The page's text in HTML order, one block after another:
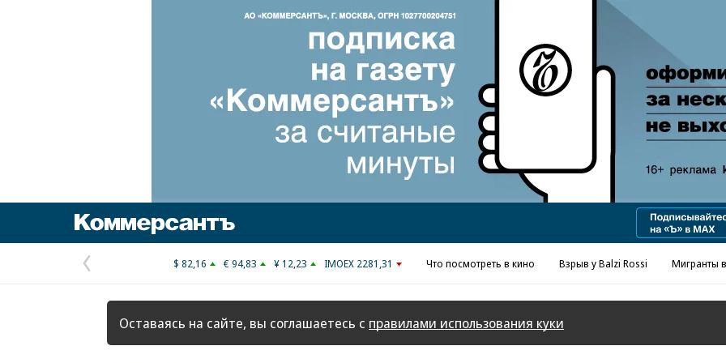
Реклама в «Ъ» www.kommersant.ru/ad
Предыдущая
страница
$ 82,16 € 94,83 ¥ 12,23 IMOEX 2281,31 Что посмотреть в кино Взрыв у Balzi Rossi Мигранты
Оставаясь на сайте, вы соглашаетесь с правилами использования куки